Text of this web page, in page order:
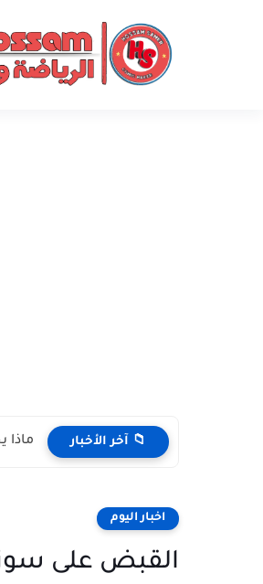
📁 آخر الأخبار ماذا
اخبار اليوم
القبض على